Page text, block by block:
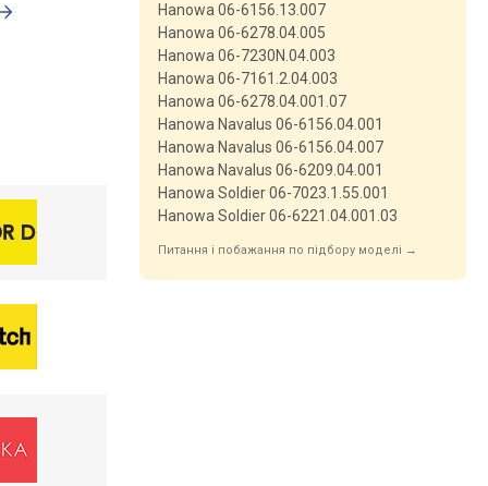
Hanowa 06-6156.13.007
Hanowa 06-6278.04.005
Hanowa 06-7230N.04.003
Hanowa 06-7161.2.04.003
Hanowa 06-6278.04.001.07
Hanowa Navalus 06-6156.04.001
Hanowa Navalus 06-6156.04.007
Hanowa Navalus 06-6209.04.001
Hanowa Soldier 06-7023.1.55.001
Hanowa Soldier 06-6221.04.001.03
Питання і побажання по підбору моделі →